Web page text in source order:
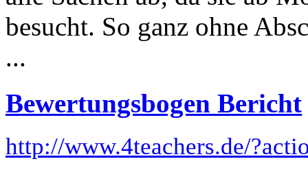
besucht. So ganz ohne
...
Bewertungsbogen Bericht
http://www.4teachers.de/